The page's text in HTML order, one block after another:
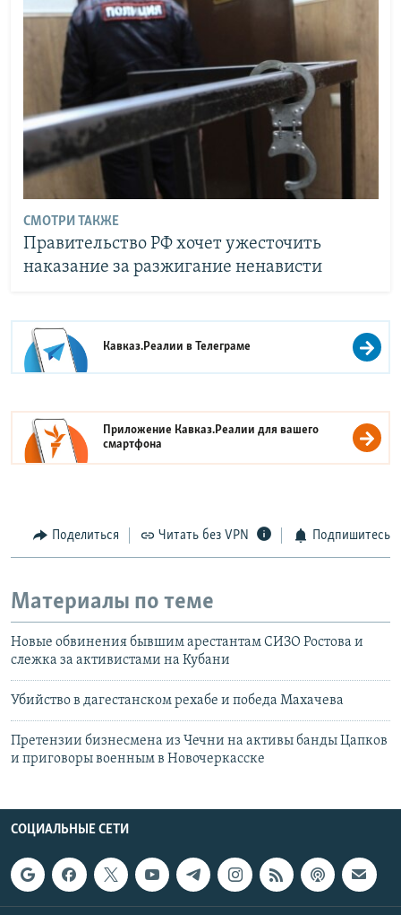
СМОТРИ ТАКЖЕ
Правительство РФ хочет ужесточить
наказание за разжигание ненависти
Кавказ.Реалии вТелеграме
Приложение Кавказ.Реалии для вашего
смартфона
Поделиться Читать без VPN Подпишитесь
Материалы по теме
Новые обвинения бывшим арестантам СИЗО Ростова и
слежка за активистами на Кубани
Убийство в дагестанском рехабе и победа Махачева
Претензии бизнесмена из Чечни на активы банды Цапков
и приговоры военным в Новочеркасске
СОЦИАЛЬНЫЕ СЕТИ